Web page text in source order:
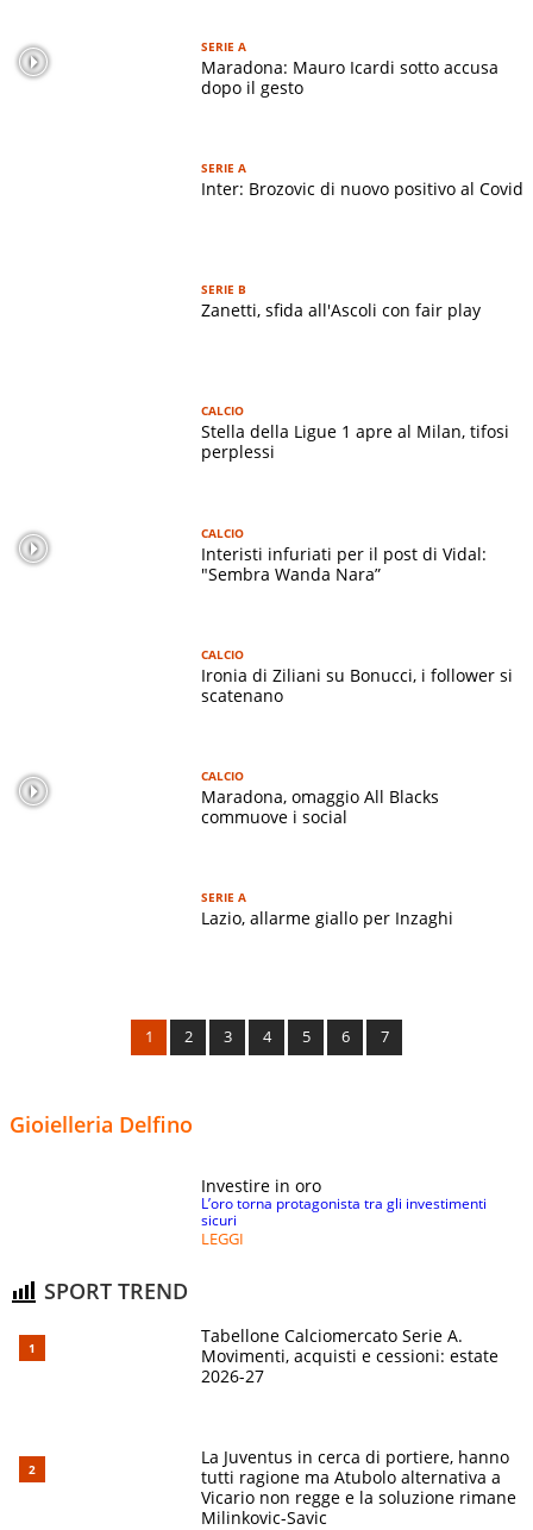
SERIE A
Maradona: Mauro Icardi sotto accusa
dopo il gesto
SERIE A
Inter: Brozovic di nuovo positivo al Covid
SERIE B
Zanetti, sfida all'Ascoli con fair play
CALCIO
Stella della Ligue 1 apre al Milan, tifosi
perplessi
CALCIO
Interisti infuriati per il post di Vidal:
"Sembra Wanda Nara”
CALCIO
Ironia di Ziliani su Bonucci, i follower si
scatenano
CALCIO
Maradona, omaggio All Blacks
commuove i social
SERIE A
Lazio, allarme giallo per Inzaghi
1 2 3 4 5 6 7
Gioielleria Delfino
Investire in oro
L’oro torna protagonista tra gli investimenti
sicuri
LEGGI
SPORT TREND
Tabellone Calciomercato Serie A.
Movimenti, acquisti e cessioni: estate
2026-27
La Juventus in cerca di portiere, hanno
tutti ragione ma Atubolo alternativa a
Vicario non regge e la soluzione rimane
Milinkovic-Savic